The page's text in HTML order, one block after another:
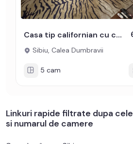
Casa tip californian cu crama piscina sauna garaj teren liber 250 mp
Sibiu, Calea Dumbravii
5 cam
Linkuri rapide filtrate dupa
si numarul de camere